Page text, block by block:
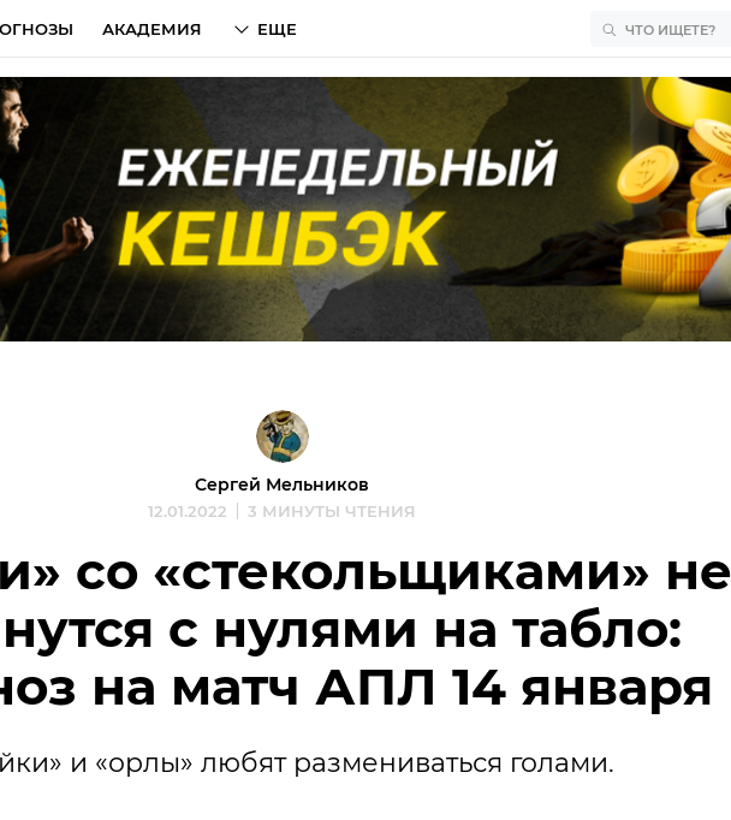
АКАДЕМИЯ ЕЩЕ
Сергей Мельников
12.01.2022 3 МИНУТЫ ЧТЕНИЯ
со «стекольщиками» не
с нулями на табло:
на матч АПЛ 14 января
и «орлы» любят размениваться голами.